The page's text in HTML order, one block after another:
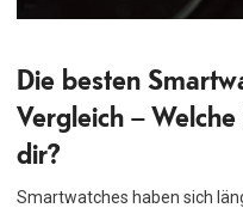
Die besten
Vergleich –
dir?
Smartwatches haben sich